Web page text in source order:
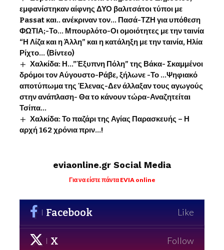
εμφανίστηκαν αίφνης ΔΥΟ βαλιτσάτοι τύποι με
Passat και.. ανέκριναν τον… Πασά-ΤΖΗ για υπόθεση
ΦΩΤΙΑ;-Το… Μπουρλότο-Οι ομοιότητες με την ταινία
“Η Λίζα και η Άλλη” και η κατάληξη με την ταινία, Ηλία
Ρίχτο… (Βίντεο)
Χαλκίδα: Η…”Έξυπνη Πόλη” της Βάκα- Σκαμμένοι
δρόμοι τον Αύγουστο-Ράβε, ξήλωνε -Το …Ψηφιακό
αποτύπωμα της Έλενας-Δεν άλλαξαν τους αγωγούς
στην ανάπλαση- Θα το κάνουν τώρα-Αναζητείται
Τσίπα…
Χαλκίδα: Το παζάρι της Αγίας Παρασκευής – Η
αρχή 162 χρόνια πριν…!
eviaonline.gr Social Media
Για να είστε πάντα EVIA online
Facebook Like
X Follow